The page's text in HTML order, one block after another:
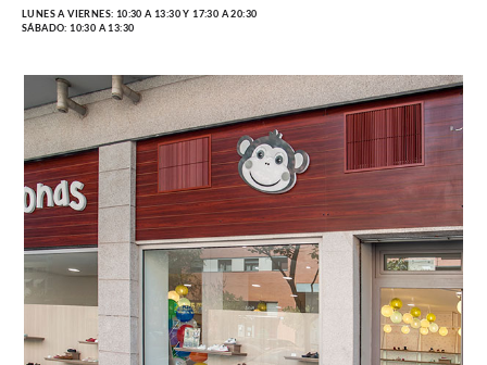
LUNES A VIERNES: 10:30 A 13:30 Y 17:30 A 20:30
SÁBADO: 10:30 A 13:30